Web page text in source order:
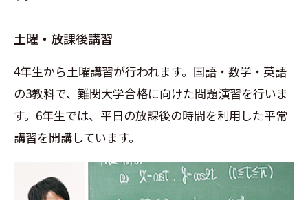
土曜・放課後講習
4年生から土曜講習が行われます。国語・数学・英語
の3教科で、難関大学合格に向けた問題演習を行いま
す。6年生では、平日の放課後の時間を利用した平常
講習を開講しています。